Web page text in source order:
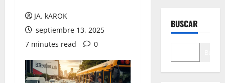
JA. kAROK
septiembre 13, 2025
7 minutes read
0
BUSCAR